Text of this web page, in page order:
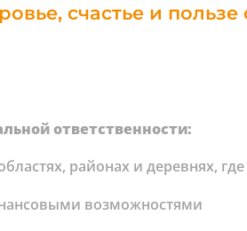
счастье и пользе
ответственности:
районах и деревнях,
возможностями